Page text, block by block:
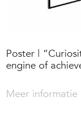
Poster |
engine of
Meer informatie